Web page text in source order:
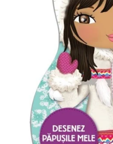
Management si leadership
Resurse umane
Vanzari si marketing
Atlase, dictionare si enciclopedii
Carte prescolara
Carte scolara
Dictionare de limba romana
Ghiduri de conversatie
Invatamant gimnazial